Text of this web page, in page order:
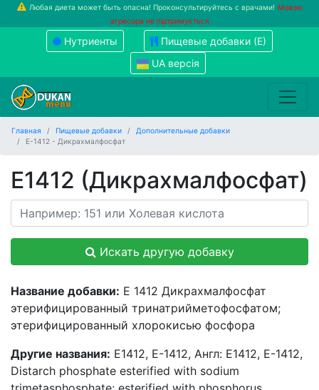
Любая диета может быть опасна! Проконсультируйтесь с врачами! Мовою
агресора не підтримується
Нутриенты
Пищевые добавки (Е)
UA версія
Главная Пищевые добавки
Дополнительные добавки
Е-1412 - Дикрахмалфосфат
Е1412 (Дикрахмалфосфат)
Искать другую добавку
Название добавки: Е 1412 Дикрахмалфосфат
этерифицированный тринатрийметофосфатом;
этерифицированный хлорокисью фосфора
Другие названия: Е1412, Е-1412, Англ: E1412, E-1412,
Distarch phosphate esterified with sodium